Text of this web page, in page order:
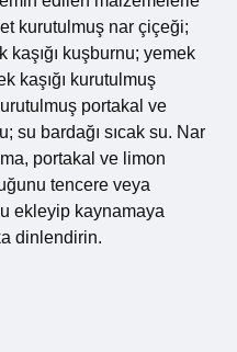
kurutulmuş nar çiçeği;
kaşığı kuşburnu; yemek
kaşığı kurutulmuş
portakal ve
su bardağı sıcak su. Nar
portakal ve limon
tencere veya
ekleyip kaynamaya
dinlendirin.